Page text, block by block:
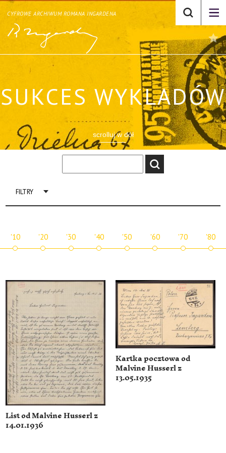
CYFROWE ARCHIWUM ROMANA INGARDENA
SUKCES WYKLADÓW
scrolluj w dół
FILTRY
'10 '20 '30 '40 '50 '60 '70 '80
List od Malvine Husserl z
14.01.1936
Kartka pocztowa od
Malvine Husserl z
13.05.1935